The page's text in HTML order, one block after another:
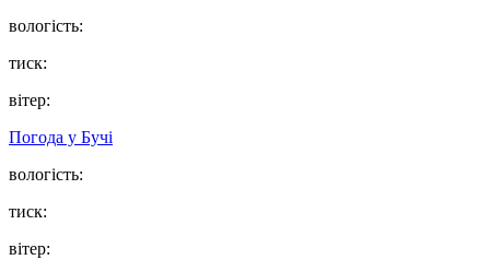
вологість:
тиск:
вітер:
Погода у Бучі
вологість:
тиск:
вітер: